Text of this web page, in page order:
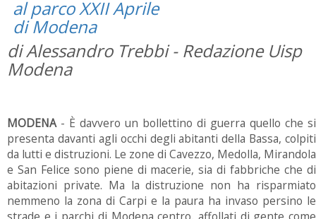
di Alessandro Trebbi - Redazione Uisp
Modena
MODENA - È davvero un bollettino di guerra quello che si
presenta davanti agli occhi degli abitanti della Bassa, colpiti
da lutti e distruzioni. Le zone di Cavezzo, Medolla, Mirandola
e San Felice sono piene di macerie, sia di fabbriche che di
abitazioni private. Ma la distruzione non ha risparmiato
nemmeno la zona di Carpi e la paura ha invaso persino le